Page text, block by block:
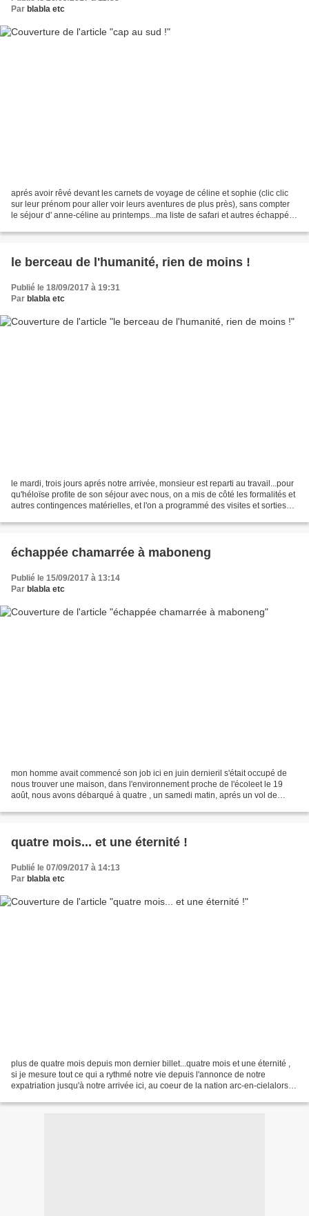
Par blabla etc
aprés avoir rêvé devant les carnets de voyage de céline et sophie (clic clic
sur leur prénom pour aller voir leurs aventures de plus près), sans compter
le séjour d' anne-céline au printemps...ma liste de safari et autres échappées
le berceau de l'humanité, rien de moins !
Publié le 18/09/2017 à 19:31
Par blabla etc
le mardi, trois jours aprés notre arrivée, monsieur est reparti au travail...pour
qu'héloïse profite de son séjour avec nous, on a mis de côté les formalités et
autres contingences matérielles, et l'on a programmé des visites et sorties
échappée chamarrée à maboneng
Publié le 15/09/2017 à 13:14
Par blabla etc
mon homme avait commencé son job ici en juin dernieril s'était occupé de
nous trouver une maison, dans l'environnement proche de l'écoleet le 19
août, nous avons débarqué à quatre , un samedi matin, aprés un vol de
quatre mois... et une éternité !
Publié le 07/09/2017 à 14:13
Par blabla etc
plus de quatre mois depuis mon dernier billet...quatre mois et une éternité ,
si je mesure tout ce qui a rythmé notre vie depuis l'annonce de notre
expatriation jusqu'à notre arrivée ici, au coeur de la nation arc-en-cielalors,